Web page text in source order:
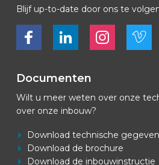
Blijf up-to-date door ons te
Bekijk ons op FacebookBekijk ons op LinkedInBekijk ons op LinkedIn
Bekijk ons
Documenten
Wilt u meer weten over onze
over onze inbouw?
Download technische
Download de brochure
Download de inbouwinstructie